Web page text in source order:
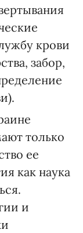
крови
забор,
только
ее
как наука
и